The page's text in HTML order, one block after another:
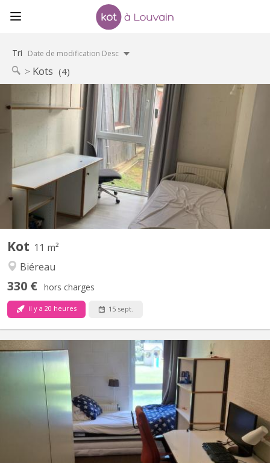
Tri Date de modification Desc
Kots (4)
Kot 11 m²
Biéreau
330 € hors charges
il y a 20 heures 15 sept.
KV 2256
Chambre de 11m2, meublée, équipée d’un évier. Résidence
disposant d’un parking et d’un cadre verdoyant. Loyer €450 /
mois : toutes charges comprises Garantie locative €700 Taxe de
séjour lln : €325 / an Commun de 8 chambres au rez-de-
chaussée-de-chaussée, comprenant 1 salle de douche, 2 WC, 1...
KV 2269
Kot à louer Louvain la Neuve